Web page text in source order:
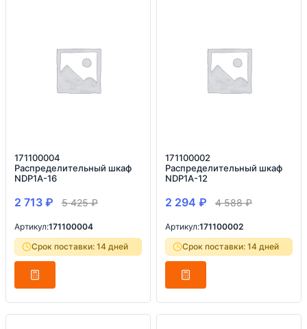
171100004
Распределительный шкаф
NDP1A-16
2 713 ₽ 5 425₽
Артикул:171100004
Срок поставки: 14 дней
171100002
Распределительный шкаф
NDP1A-12
2 294 ₽ 4 588₽
Артикул:171100002
Срок поставки: 14 дней